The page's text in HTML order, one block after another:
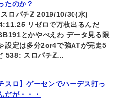
たのか？
ロパチℤ 2019/10/30(水)
リゼロで万枚出るんだ
とかやべえわ データ見る限
設定は多分2or4で強ATが完走5
538: スロパチℤ…
スロ】ゲーセンでハーデス打っ
だが・・・